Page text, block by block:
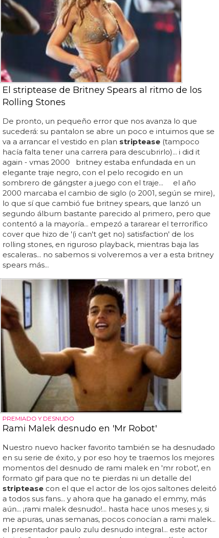
El striptease de Britney Spears al ritmo de los
Rolling Stones
De pronto, un pequeño error que nos avanza lo que
sucederá: su pantalon se abre un poco e intuimos que se
va a arrancar el vestido en plan striptease (tampoco
hacía falta tener una carrera para descubrirlo)... i did it
again - vmas 2000 britney estaba enfundada en un
elegante traje negro, con el pelo recogido en un
sombrero de gángster a juego con el traje... el año
2000 marcaba el cambio de siglo (o 2001, según se mire),
lo que sí que cambió fue britney spears, que lanzó un
segundo álbum bastante parecido al primero, pero que
contentó a la mayoría... empezó a tararear el terrorífico
cover que hizo de '(i can't get no) satisfaction' de los
rolling stones, en riguroso playback, mientras baja las
escaleras... no sabemos si volveremos a ver a esta britney
spears más...
PREMIADO Y DESNUDO
Rami Malek desnudo en 'Mr Robot'
Nuestro nuevo hacker favorito también se ha desnudado
en su serie de éxito, y por eso hoy te traemos los mejores
momentos del desnudo de rami malek en 'mr robot', en
formato gif para que no te pierdas ni un detalle del
striptease con el que el actor de los ojos saltones deleitó
a todos sus fans... y ahora que ha ganado el emmy, más
aún... ¡rami malek desnudo!... hasta hace unos meses y, si
me apuras, unas semanas, pocos conocían a rami malek...
el presentador paulo zulu desnudo integral... este actor